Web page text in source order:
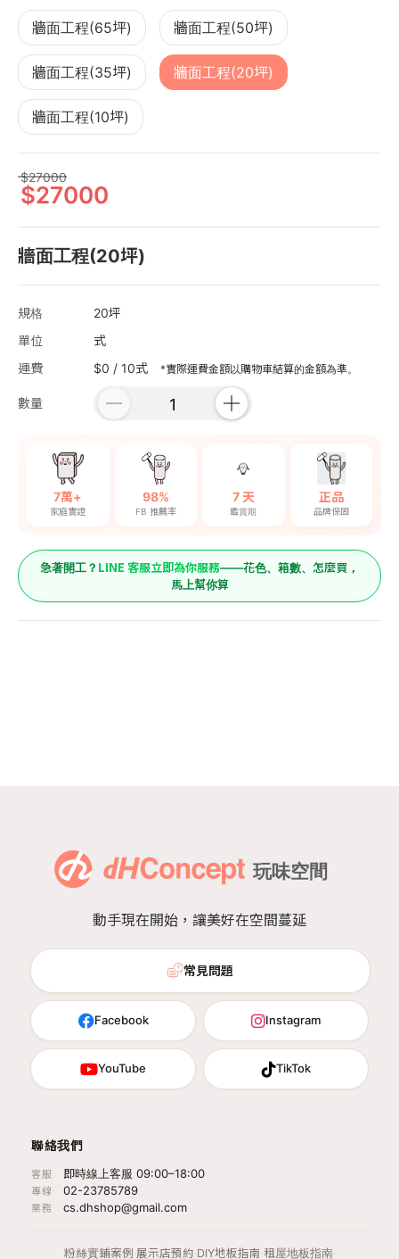
牆面工程(65坪) 牆面工程(50坪)
牆面工程(35坪) 牆面工程(20坪)
牆面工程(10坪)
27000
27000
牆面工程(20坪)
規格
20坪
單位
式
運費
$0 / 10式 *實際運費金額以購物車結算的金額為準。
數量
7萬+
家庭實證
98%
FB 推薦率
7 天
鑑賞期
正品
品牌保固
急著開工？ LINE 客服立即為你服務——花色、箱數、怎麼買，
馬上幫你算
動手現在開始，讓美好在空間蔓延
常見問題
Facebook Instagram
YouTube TikTok
聯絡我們
客服 即時線上客服 09:00–18:00
專線 02-23785789
業務 cs.dhshop@gmail.com
粉絲實鋪案例 ·展示店預約·DIY地板指南 ·租屋地板指南·